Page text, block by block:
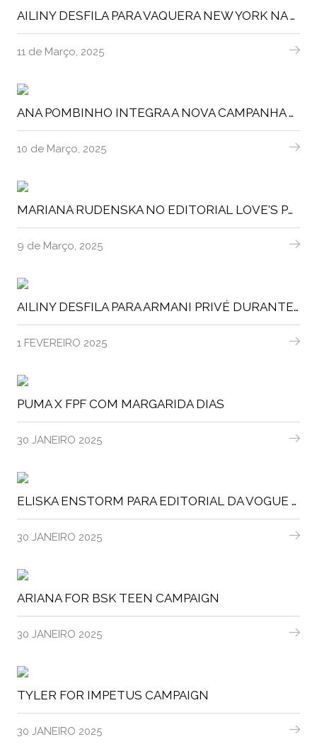
AILINY DESFILA PARA VAQUERA NEW YORK NA PARIS FASHION WEEK  FW 2025
11 de Março, 2025
ANA POMBINHO INTEGRA A NOVA CAMPANHA DO LIDL PORTUGAL
10 de Março, 2025
MARIANA RUDENSKA NO EDITORIAL LOVE'S PORTRAIT PARA A LOFFICIEL BALTIC
9 de Março, 2025
AILINY DESFILA PARA ARMANI PRIVÉ DURANTE A HAUTE COUTURE
1 FEVEREIRO 2025
PUMA X FPF COM MARGARIDA DIAS
30 JANEIRO 2025
ELISKA ENSTORM PARA EDITORIAL DA VOGUE PORTUGAL
30 JANEIRO 2025
ARIANA FOR BSK TEEN CAMPAIGN
30 JANEIRO 2025
TYLER FOR IMPETUS CAMPAIGN
30 JANEIRO 2025